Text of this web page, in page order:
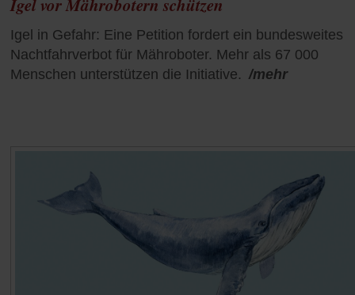
Igel vor Mährobotern schützen
Igel in Gefahr: Eine Petition fordert ein bundesweites
Nachtfahrverbot für Mähroboter. Mehr als 67 000
Menschen unterstützen die Initiative. /mehr